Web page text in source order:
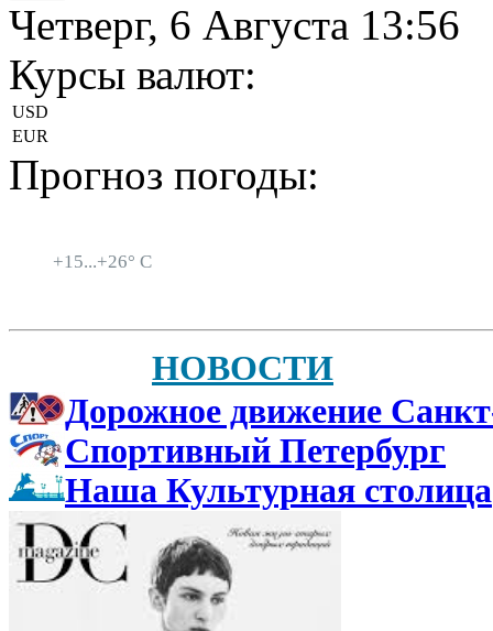
Четверг, 6 Августа 13:56
Курсы валют:
USD
EUR
Прогноз погоды:
+15...+26° C
НОВОСТИ
Дорожное движение
Спортивный Петербург
Наша Культурная столица